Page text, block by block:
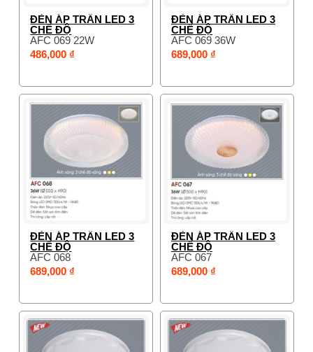
ĐÈN ÁP TRẦN LED 3
CHẾ ĐỘ
AFC 069 22W
486,000 ₫
ĐÈN ÁP TRẦN LED 3
CHẾ ĐỘ
AFC 069 36W
689,000 ₫
ĐÈN ÁP TRẦN LED 3
CHẾ ĐỘ
AFC 068
689,000 ₫
ĐÈN ÁP TRẦN LED 3
CHẾ ĐỘ
AFC 067
689,000 ₫